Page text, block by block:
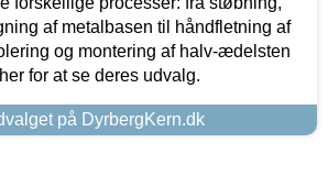
af metalbasen til håndfletning af
og montering af halv-ædelsten
for at se deres udvalg.
på DyrbergKern.dk